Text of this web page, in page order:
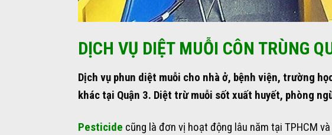
DỊCH VỤ DIỆT MUỖI CÔN TRÙNG
Dịch vụ phun diệt muỗi cho nhà ở, bệnh viện, trường
khác tại Quận 3. Diệt trừ muỗi sốt xuất huyết, phòng
Pesticide cũng là đơn vị hoạt động lâu năm tại TPHCM